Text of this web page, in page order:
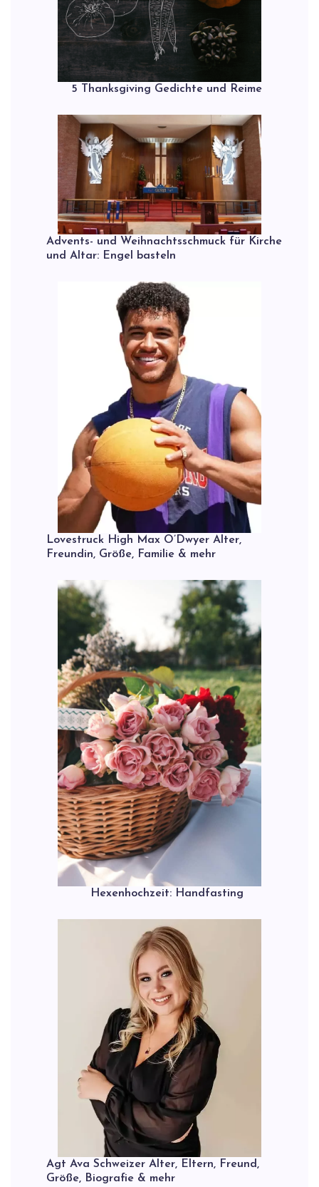
5 Thanksgiving Gedichte und Reime
Advents- und Weihnachtsschmuck für Kirche
und Altar: Engel basteln
Lovestruck High Max O’Dwyer Alter,
Freundin, Größe, Familie & mehr
Hexenhochzeit: Handfasting
Agt Ava Schweizer Alter, Eltern, Freund,
Größe, Biografie & mehr